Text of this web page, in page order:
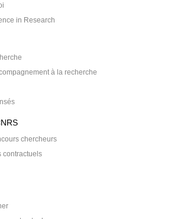
in Research
à la recherche
chercheurs
contractuels